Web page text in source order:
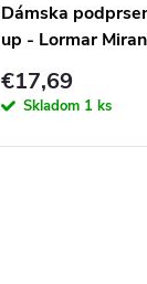
Dámska
up - Lormar
€17,69
Skladom 1 ks